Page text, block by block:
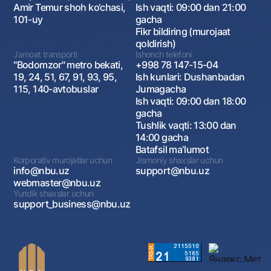
Amir Temur shoh ko‘chasi,
101-uy
Ish vaqti: 09:00 dan 21:00
gacha
Fikr bildiring (murojaat
qoldirish)
Jamoat transporti
"Bodomzor" metro bekati,
19, 24, 51, 67, 91, 93, 95,
115, 140-avtobuslar
Ishonch telefoni
+998 78 147-15-04
Ish kunlari: Dushanbadan
Jumagacha
Ish vaqti: 09:00 dan 18:00
gacha
Tushlik vaqti: 13:00 dan
14:00 gacha
Batafsil maʼlumot
Korporativ murojatlar uchun
info@nbu.uz
webmaster@nbu.uz
Jismoniy shaxslar uchun
support@nbu.uz
Yuridik shaxslar uchun
support_business@nbu.uz